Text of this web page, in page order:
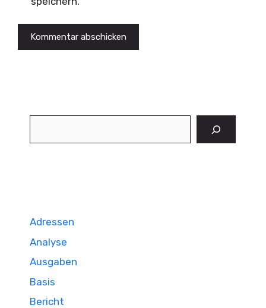
Adressen
Analyse
Ausgaben
Basis
Bericht